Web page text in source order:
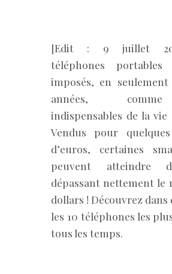
[Edit : 9 juillet
téléphones
imposés, en seulement
années,
indispensables de la vie
Vendus pour
d’euros, certaines
peuvent atteindre
dépassant nettement le
dollars ! Découvrez dans
les 10 téléphones les
tous les temps.